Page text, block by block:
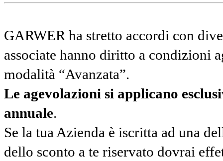
GARWER ha stretto accordi con
associate hanno diritto a condizioni
modalità “Avanzata”.
Le agevolazioni si applicano
annuale.
Se la tua Azienda è iscritta ad una
dello sconto a te riservato dovrai